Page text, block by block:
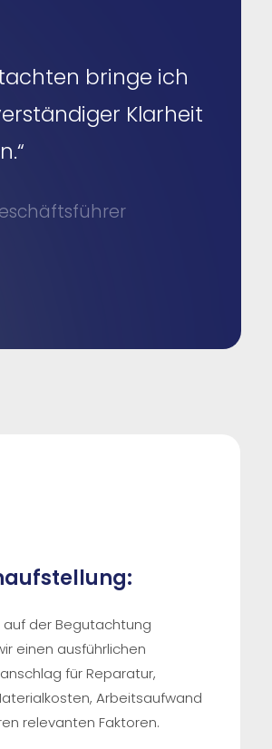
bringe ich
Klarheit
auf der Begutachtung
einen ausführlichen
für Reparatur,
Arbeitsaufwand
relevanten Faktoren.